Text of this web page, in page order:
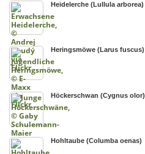
Heidelerche (Lullula arborea)
Heringsmöwe (Larus fuscus)
Höckerschwan (Cygnus olor)
Hohltaube (Columba oenas)